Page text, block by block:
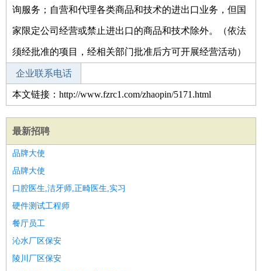
询服务；自营和代理各类商品和技术的进出口业务，但国
家限定公司经营或禁止进出口的商品和技术除外。（依法
须经批准的项目，经相关部门批准后方可开展经营活动）
企业联系电话
本文链接：http://www.fzrc1.com/zhaopin/5171.html
最新招聘
品牌大使
品牌大使
口腔医生,洁牙师,正畸医生,实习
硬件测试工程师
餐厅员工
沁水厂区保安
陵川厂区保安